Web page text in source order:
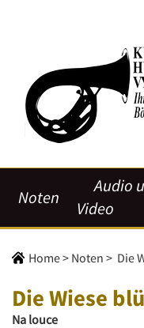
Noten
Audio
Video
Home> Noten > Die
Die Wiese
Na louce